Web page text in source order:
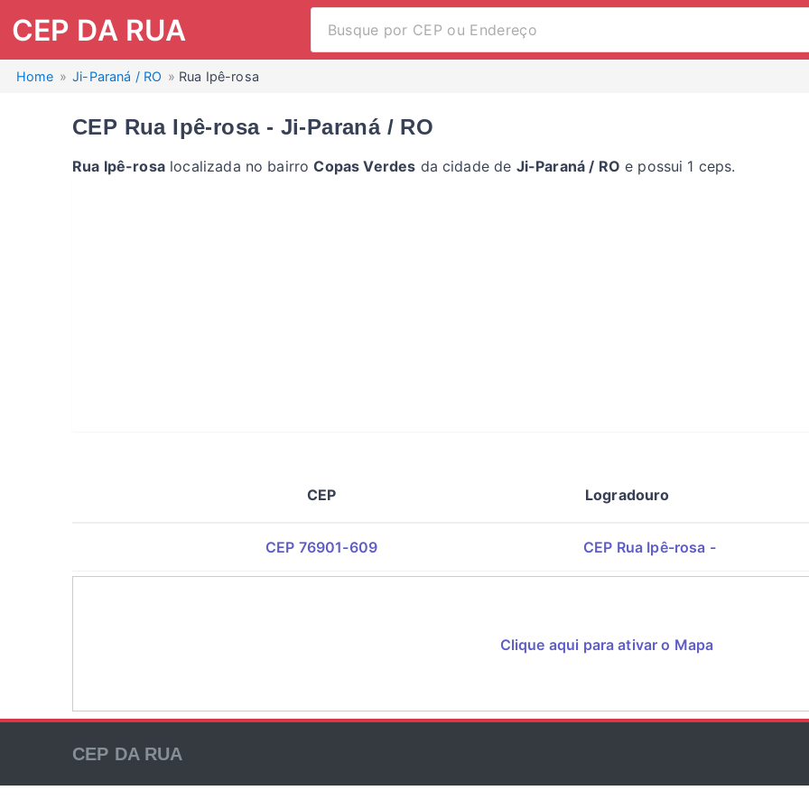
CEP DA RUA
Home Ji-Paraná / RO Rua Ipê-rosa
CEP Rua Ipê-rosa - Ji-Paraná / RO
Rua Ipê-rosalocalizada no bairroCopas Verdes da cidade de Ji-Paraná / RO e possui 1 ceps.
CEP Logradouro
CEP 76901-609 CEP Rua Ipê-rosa -
Clique aqui para ativar o Mapa
CEP DA RUA